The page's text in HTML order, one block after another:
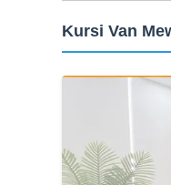
Kursi Van